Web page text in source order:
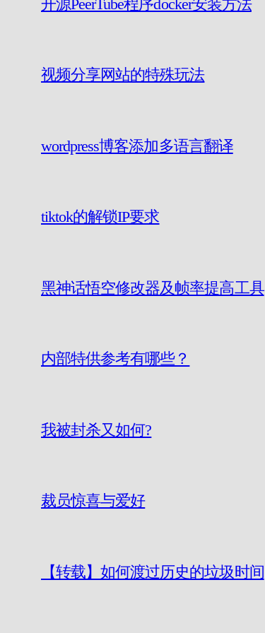
开源PeerTube程序docker安装方法
视频分享网站的特殊玩法
wordpress博客添加多语言翻译
tiktok的解锁IP要求
黑神话悟空修改器及帧率提高工具
内部特供参考有哪些？
我被封杀又如何?
裁员惊喜与爱好
【转载】如何渡过历史的垃圾时间